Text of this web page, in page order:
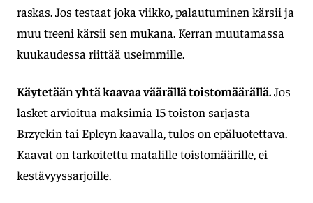
raskas. Jos testaat joka viikko, palautuminen kärsii ja
muu treeni kärsii sen mukana. Kerran muutamassa
kuukaudessa riittää useimmille.
Käytetään yhtä kaavaa väärällä toistomäärällä.Jos
lasket arvioitua maksimia 15 toiston sarjasta
Brzyckin tai Epleyn kaavalla, tulos on epäluotettava.
Kaavat on tarkoitettu matalille toistomäärille, ei
kestävyyssarjoille.